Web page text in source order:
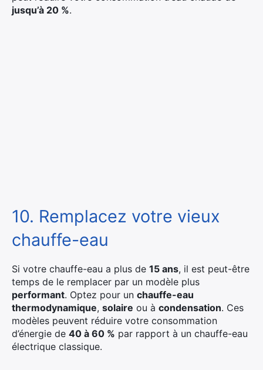
jusqu’à 20 %.
10. Remplacez votre vieux
chauffe-eau
Si votre chauffe-eau a plus de 15 ans, il est peut-être
temps de le remplacer par un modèle plus
performant. Optez pour un chauffe-eau
thermodynamique, solaire ou à condensation. Ces
modèles peuvent réduire votre consommation
d’énergie de 40 à 60 % par rapport à un chauffe-eau
électrique classique.